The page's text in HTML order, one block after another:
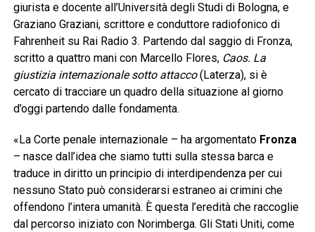
giurista e docente all’Università degli Studi di Bologna, e
Graziano Graziani, scrittore e conduttore radiofonico di
Fahrenheit su Rai Radio 3. Partendo dal saggio di Fronza,
scritto a quattro mani con Marcello Flores, Caos. La
giustizia internazionale sotto attacco(Laterza), si è
cercato di tracciare un quadro della situazione al giorno
d’oggi partendo dalle fondamenta.
«La Corte penale internazionale – ha argomentato Fronza
– nasce dall’idea che siamo tutti sulla stessa barca e
traduce in diritto un principio di interdipendenza per cui
nessuno Stato può considerarsi estraneo ai crimini che
offendono l’intera umanità. È questa l’eredità che raccoglie
dal percorso iniziato con Norimberga. Gli Stati Uniti, come